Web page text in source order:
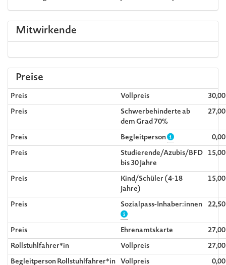
Mitwirkende
Preise
Preis Vollpreis
Preis
Schwerbehinderte ab
dem Grad 70%
Preis Begleitperson
Preis
Studierende/Azubis/BFD
bis 30 Jahre
Preis
Kind/Schüler (4-18
Jahre)
Preis Sozialpass-Inhaber:innen
Preis Ehrenamtskarte
Rollstuhlfahrer*in
Vollpreis
Begleitperson Rollstuhlfahrer*in
Vollpreis